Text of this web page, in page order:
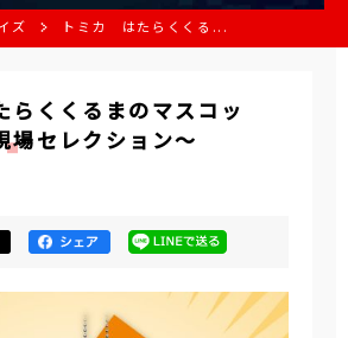
ズ トミカ はたらくくる...
くくるまのマスコッ
セレクション～